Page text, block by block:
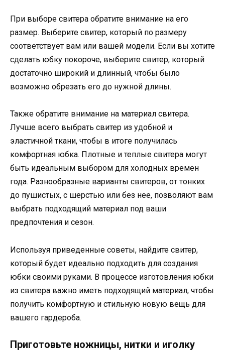
При выборе свитера обратите внимание на его
размер. Выберите свитер, который по размеру
соответствует вам или вашей модели. Если вы хотите
сделать юбку покороче, выберите свитер, который
достаточно широкий и длинный, чтобы было
возможно обрезать его до нужной длины.
Также обратите внимание на материал свитера.
Лучше всего выбрать свитер из удобной и
эластичной ткани, чтобы в итоге получилась
комфортная юбка. Плотные и теплые свитера могут
быть идеальным выбором для холодных времен
года. Разнообразные варианты свитеров, от тонких
до пушистых, с шерстью или без нее, позволяют вам
выбрать подходящий материал под ваши
предпочтения и сезон.
Используя приведенные советы, найдите свитер,
который будет идеально подходить для создания
юбки своими руками. В процессе изготовления юбки
из свитера важно иметь подходящий материал, чтобы
получить комфортную и стильную новую вещь для
вашего гардероба.
Приготовьте ножницы, нитки и иголку